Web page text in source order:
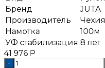
Бренд
JUTA
Производитель
Чехия
Намотка
100м
УФ стабилизация 8 лет
41 976 Р
-